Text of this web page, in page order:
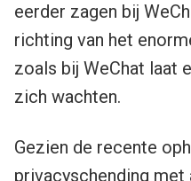
eerder zagen bij
richting van het
zoals bij WeChat laat
zich wachten.
Gezien de recente
privacyschending met